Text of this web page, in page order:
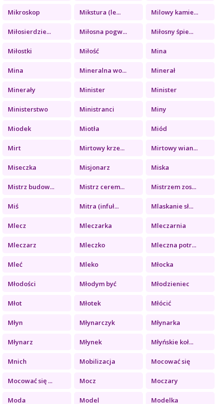
Mikroskop Mikstura (le... Milowy kamie...
Miłosierdzie... Miłosna pogw... Miłosny śpie...
Miłostki Miłość Mina
Mina Mineralna wo... Minerał
Minerały Minister Minister
Ministerstwo Ministranci Miny
Miodek Miotła Miód
Mirt Mirtowy krze... Mirtowy wian...
Miseczka Misjonarz Miska
Mistrz budow... Mistrz cerem... Mistrzem zos...
Miś Mitra (infuł... Mlaskanie sł...
Mlecz Mleczarka Mleczarnia
Mleczarz Mleczko Mleczna potr...
Mleć Mleko Młocka
Młodości Młodym być Młodzieniec
Młot Młotek Młócić
Młyn Młynarczyk Młynarka
Młynarz Młynek Młyńskie koł...
Mnich Mobilizacja Mocować się
Mocować się ... Mocz Moczary
Moda Model Modelka